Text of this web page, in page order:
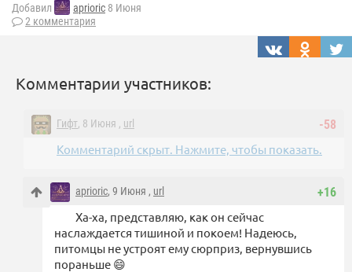
Добавил aprioric 8 Июня
2 комментария
Комментарии участников:
-58
Гифт, 8 Июня , url
Комментарий скрыт. Нажмите, чтобы показать.
+16
aprioric, 9 Июня , url
Ха-ха, представляю, как он сейчас
наслаждается тишиной и покоем! Надеюсь,
питомцы не устроят ему сюрприз, вернувшись
пораньше 😄